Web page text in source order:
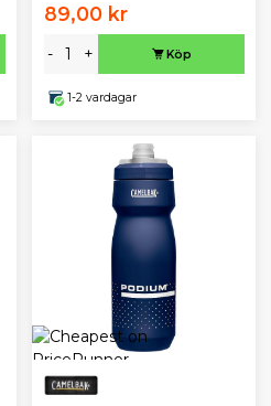
89,00 kr
- + Köp
1-2 vardagar